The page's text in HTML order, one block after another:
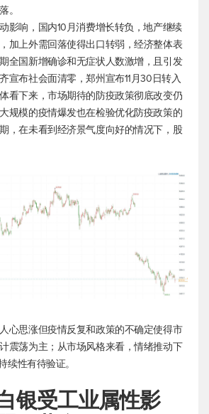
。
影响，国内10月消费增长转负，地产继续
加上外需回落使得出口转弱，经济整体表
全国新增确诊和无症状人数激增，且引发
宣布社会面清零，郑州宣布11月30日转入
看下来，市场期待的防疫政策彻底改变仍
规模的疫情爆发也在检验优化防疫政策的
，在未看到经济景气度向好的情况下，股
心思涨但疫情反复和政策的不确定使得市
震荡为主；从市场风格来看，情绪推动下
续性有待验证。
银受工业属性影